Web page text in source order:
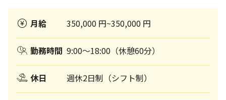
月給 350,000 円~350,000 円
勤務時間 9:00～18:00（休憩60分）
休日 週休2日制（シフト制）